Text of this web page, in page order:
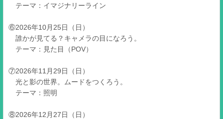
テーマ：イマジナリーライン
⑥2026年10月25日（日）
誰かが見てる？キャメラの目になろう。
テーマ：見た目（POV）
⑦2026年11月29日（日）
光と影の世界。ムードをつくろう。
テーマ：照明
⑧2026年12月27日（日）